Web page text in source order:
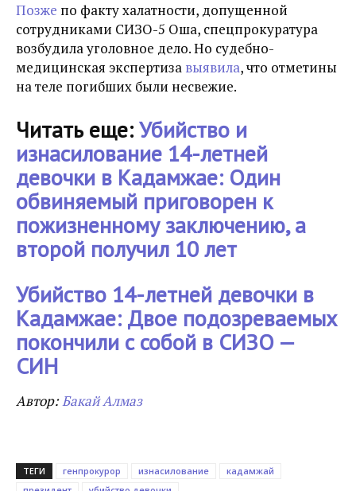
Позже по факту халатности, допущенной
сотрудниками СИЗО-5 Оша, спецпрокуратура
возбудила уголовное дело. Но судебно-
медицинская экспертиза выявила, что отметины
на теле погибших были несвежие.
Читать еще:Убийство и
изнасилование 14-летней
девочки в Кадамжае: Один
обвиняемый приговорен к
пожизненному заключению, а
второй получил 10 лет
Убийство 14-летней девочки в
Кадамжае: Двое подозреваемых
покончили с собой в СИЗО —
СИН
Автор:Бакай Алмаз
ТЕГИ генпрокурор изнасилование
кадамжай